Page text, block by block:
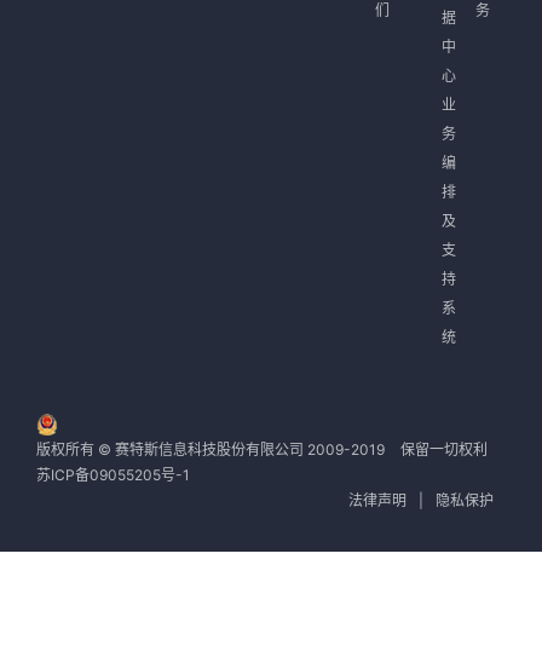
们
据
中
心
业
务
编
排
及
支
持
系
统
务
版权所有 © 赛特斯信息科技股份有限公司 2009-2019
保留一切权利
苏ICP备09055205号-1
法律声明
隐私保护